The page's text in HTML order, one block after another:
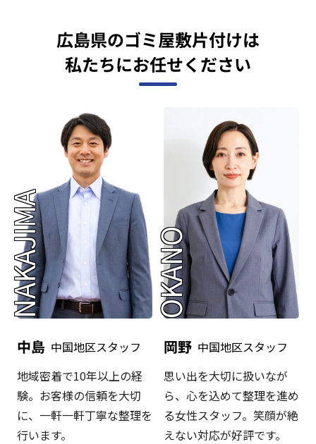
広島県のゴミ屋敷片付けは
私たちにお任せください
NAKAJIMA
中島 中国地区スタッフ
地域密着で10年以上の経
験。お客様の信頼を大切
に、一軒一軒丁寧な整理を
行います。
OKANO
岡野 中国地区スタッフ
思い出を大切に扱いなが
ら、心を込めて整理を進め
る女性スタッフ。笑顔が絶
えない対応が好評です。